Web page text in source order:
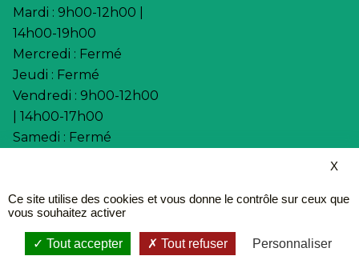
Mardi : 9h00-12h00 |
14h00-19h00
Mercredi : Fermé
Jeudi : Fermé
Vendredi : 9h00-12h00
| 14h00-17h00
Samedi : Fermé
Plan du site •
l'Adico
Service Sécurisé
X
Ce site utilise des cookies et vous donne le contrôle sur ceux que
vous souhaitez activer
Tout accepter Tout refuser Personnaliser